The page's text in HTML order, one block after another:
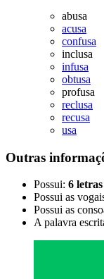
abusa
acusa
confusa
inclusa
infusa
obtusa
profusa
reclusa
recusa
usa
Outras
Possui: 6 letras
Possui as
Possui as
A palavra